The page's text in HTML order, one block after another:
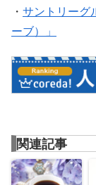
・ サントリーグ
ーブ）」
関連記事